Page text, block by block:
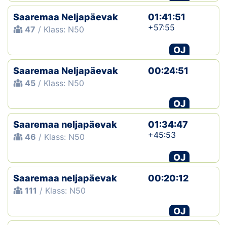
Saaremaa Neljapäevak
47 / Klass: N50
01:41:51
+57:55
OJ
Saaremaa Neljapäevak
45 / Klass: N50
00:24:51
OJ
Saaremaa neljapäevak
46 / Klass: N50
01:34:47
+45:53
OJ
Saaremaa neljapäevak
111 / Klass: N50
00:20:12
OJ